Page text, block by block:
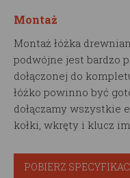
Montaż
Montaż łóżka
podwójne jest bardzo
dołączonej do
łóżko powinno być
dołączamy wszystkie
kołki, wkręty i klucz
POBIERZ